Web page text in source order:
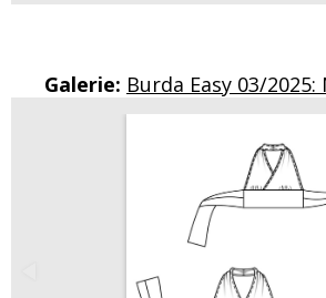
Galerie: Burda Easy 03/